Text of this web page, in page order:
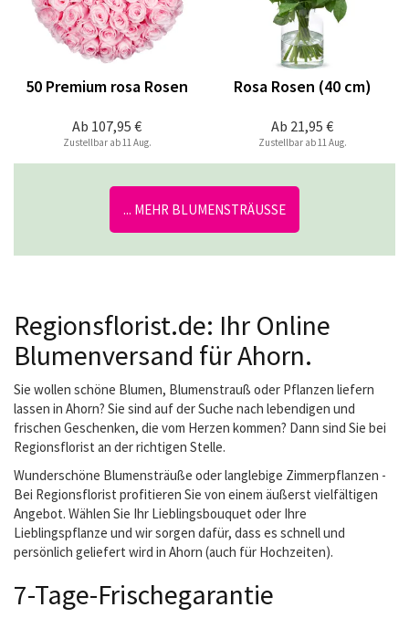
Ab 107,95 €
50 Premium rosa Rosen
Zustellbar ab 11 Aug.
Ab 21,95 €
Rosa Rosen (40 cm)
Zustellbar ab 11 Aug.
... MEHR BLUMENSTRÄUSSE
Regionsflorist.de: Ihr Online
Blumenversand für Ahorn.
Sie wollen schöne Blumen, Blumenstrauß oder Pflanzen liefern
lassen in Ahorn? Sie sind auf der Suche nach lebendigen und
frischen Geschenken, die vom Herzen kommen? Dann sind Sie bei
Regionsflorist an der richtigen Stelle.
Wunderschöne Blumensträuße oder langlebige Zimmerpflanzen -
Bei Regionsflorist profitieren Sie von einem äußerst vielfältigen
Angebot. Wählen Sie Ihr Lieblingsbouquet oder Ihre
Lieblingspflanze und wir sorgen dafür, dass es schnell und
persönlich geliefert wird in Ahorn (auch für Hochzeiten).
7-Tage-Frischegarantie